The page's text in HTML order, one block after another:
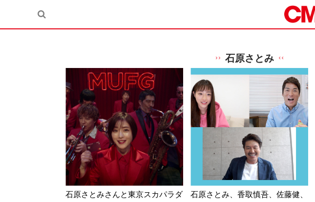
石原さとみ
石原さとみさんと東京スカパラダ
石原さとみ、香取慎吾、佐藤健、